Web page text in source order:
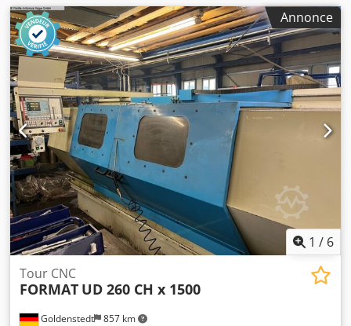
l’éclairage de la zone de travail  Porte coulissante
automatique à commande hydraulique  Axe C  Contre-
pointe entraînée par programme, incluant diverses
pointes de centrage  Tourelle à indexage 12 postes 
Dispositif d’entraînement de la tourelle  Convoyeur à
copeaux  Système de refroidissement avec pompe
renforcée, environ 4 bars  Interface pour l’automatisation
 Divers accessoires  1 porte-outil Heimbuch SK 80, sans
douilles de serrage  1 mandrin à trois mâchoires Schunk
Rota NCF 315  1 mandrin à trois mâchoires Schunk Rota
NCF 250  1 mandrin à deux mâchoires Schunk Rota NCF
250  1 butée WTO  2 outils motorisés CAPTO - outil axial
 2 outils motorisés CAPTO - outil radial  3 outils
motorisés CAPTO - outil radial  7 supports d’outils fixes 
Éléments de montage  Documentation
Annonce
1 / 6
Goldenstedt 857 km
Tour CNC
FORMAT UD 260 CH x 1500